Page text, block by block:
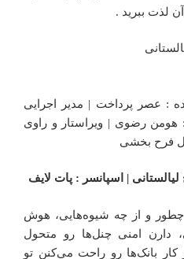
لذت ببرید .
: عصر پرداخت | مدیر اجرایی
: هومن رضوی | ویراستار و راوی
فرح بخشی
| اسپانسر : پات لایف
چطور و از چه شیوه‌هایی، هوش
دارن امنی چنل‌ها رو متحول
تا سال ۲۰۲۵ چقدر کار بانک‌ها رو راحت می‌کنن تو